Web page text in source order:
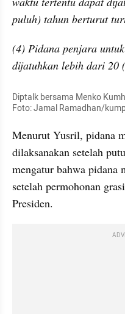
puluh) tahun berturut
(4) Pidana penjara
dijatuhkan lebih dari 20
Diptalk bersama Menko
Foto: Jamal Ramadhan/
Menurut Yusril, pidana
dilaksanakan setelah
mengatur bahwa pidana
setelah permohonan
Presiden.